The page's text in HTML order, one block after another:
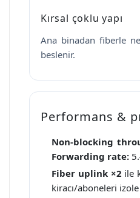
Kırsal çoklu yapı
Ana binadan fiberle
beslenir.
Performans &
Non-blocking
Forwarding rate:
Fiber uplink ×2 ile
kiracı/aboneleri